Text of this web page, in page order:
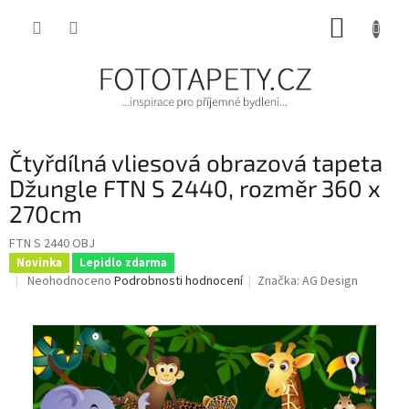
Čtyřdílná vliesová obrazová tapeta
Džungle FTN S 2440, rozměr 360 x
270cm
FTN S 2440 OBJ
Novinka Lepidlo zdarma
Průměrné
0,0
hvězdiček.
Neohodnoceno Podrobnosti hodnocení Značka:AG Design